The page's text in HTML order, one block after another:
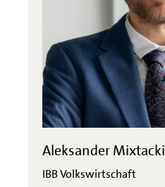
Aleksander Mixtacki
IBB Volkswirtschaft